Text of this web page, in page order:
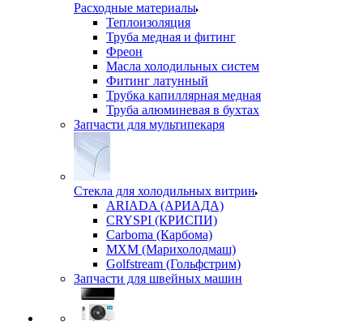
Расходные материалы
Теплоизоляция
Труба медная и фитинг
Фреон
Масла холодильных систем
Фитинг латунный
Трубка капиллярная медная
Труба алюминевая в бухтах
Запчасти для мультипекаря
Стекла для холодильных витрин
ARIADA (АРИАДА)
CRYSPI (КРИСПИ)
Carboma (Карбома)
MXM (Марихолодмаш)
Golfstream (Гольфстрим)
Запчасти для швейных машин